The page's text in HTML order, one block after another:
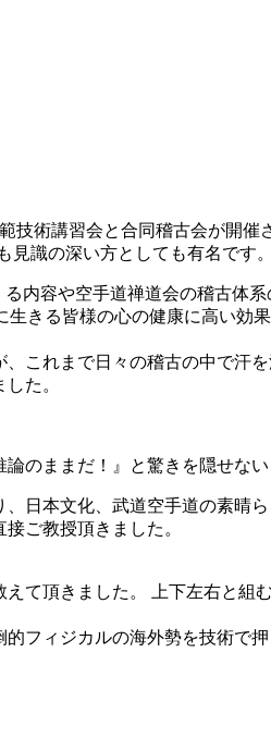
術講習会と合同稽古会が開
識の深い方としても有名です。
内容や空手道禅道会の稽古体
きる皆様の心の健康に高い効
これまで日々の稽古の中で汗
た。
のままだ！』と驚きを隠せない
日本文化、武道空手道の素晴
ご教授頂きました。
て頂きました。 上下左右と組
フィジカルの海外勢を技術で